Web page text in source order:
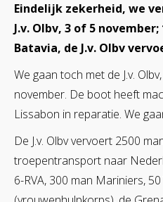
Eindelijk zekerheid, we
J.v. Olbv, 3 of 5
Batavia, de J.v. Olbv
We gaan toch met de J.v.
november. De boot heeft
Lissabon in reparatie. We
De J.v. Olbv vervoert 2500
troepentransport naar
6-RVA, 300 man Mariniers, 50